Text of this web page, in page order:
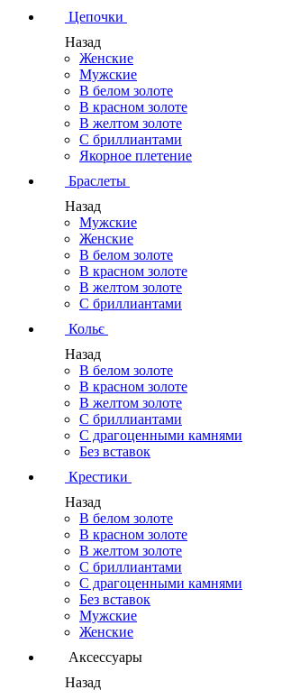
Цепочки
Назад
Женские
Мужские
В белом золоте
В красном золоте
В желтом золоте
С бриллиантами
Якорное плетение
Браслеты
Назад
Мужские
Женские
В белом золоте
В красном золоте
В желтом золоте
С бриллиантами
Кольє
Назад
В белом золоте
В красном золоте
В желтом золоте
С бриллиантами
С драгоценными камнями
Без вставок
Крестики
Назад
В белом золоте
В красном золоте
В желтом золоте
С бриллиантами
С драгоценными камнями
Без вставок
Мужские
Женские
Аксессуары
Назад